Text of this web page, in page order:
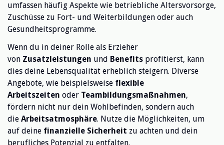
umfassen häufig Aspekte wie betriebliche Altersvorsorge,
Zuschüsse zu Fort- und Weiterbildungen oder auch
Gesundheitsprogramme.
Wenn du in deiner Rolle als Erzieher
von Zusatzleistungen und Benefits profitierst, kann
dies deine Lebensqualität erheblich steigern. Diverse
Angebote, wie beispielsweise flexible
Arbeitszeiten oder Teambildungsmaßnahmen,
fördern nicht nur dein Wohlbefinden, sondern auch
die Arbeitsatmosphäre. Nutze die Möglichkeiten, um
auf deine finanzielle Sicherheit zu achten und dein
berufliches Potenzial zu entfalten.